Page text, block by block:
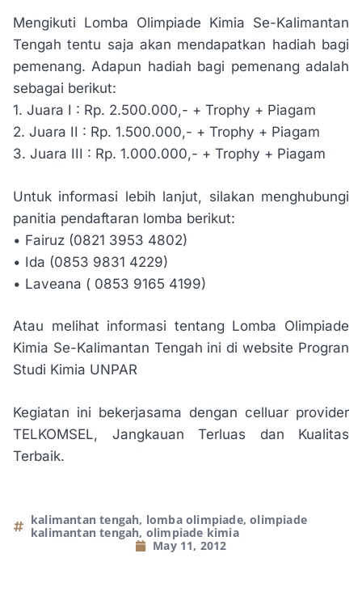
Mengikuti Lomba Olimpiade Kimia Se-Kalimantan
Tengah tentu saja akan mendapatkan hadiah bagi
pemenang. Adapun hadiah bagi pemenang adalah
sebagai berikut:
1. Juara I : Rp. 2.500.000,- + Trophy + Piagam
2. Juara II : Rp. 1.500.000,- + Trophy + Piagam
3. Juara III : Rp. 1.000.000,- + Trophy + Piagam
Untuk informasi lebih lanjut, silakan menghubungi
panitia pendaftaran lomba berikut:
• Fairuz (0821 3953 4802)
• Ida (0853 9831 4229)
• Laveana ( 0853 9165 4199)
Atau melihat informasi tentang Lomba Olimpiade
Kimia Se-Kalimantan Tengah ini di website Progran
Studi Kimia UNPAR
Kegiatan ini bekerjasama dengan celluar provider
TELKOMSEL, Jangkauan Terluas dan Kualitas
Terbaik.
kalimantan tengah, lomba olimpiade,olimpiade
kalimantan tengah, olimpiade kimia
May 11, 2012